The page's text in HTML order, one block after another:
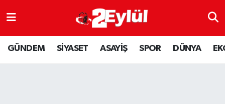
GÜNDEM SİYASET ASAYİŞ SPOR DÜNYA
ASAYİŞ
DÜNYA
Nöbetçi Eczaneler
Hava Durumu